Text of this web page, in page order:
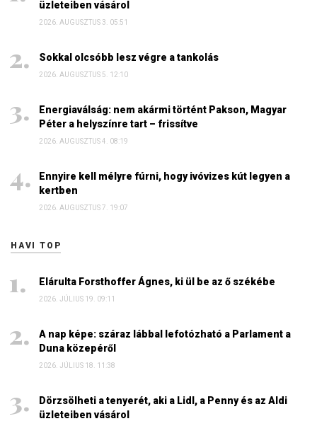
üzleteiben vásárol
2026. AUGUSZTUS 3. 05:51
Sokkal olcsóbb lesz végre a tankolás
2026. AUGUSZTUS 5. 12:10
Energiaválság: nem akármi történt Pakson, Magyar
Péter a helyszínre tart – frissítve
2026. AUGUSZTUS 4. 08:19
Ennyire kell mélyre fúrni, hogy ivóvizes kút legyen a
kertben
2026. AUGUSZTUS 7. 19:07
HAVI TOP
Elárulta Forsthoffer Ágnes, ki ül be az ő székébe
2026. JÚLIUS 19. 09:11
A nap képe: száraz lábbal lefotózható a Parlament a
Duna közepéről
2026. JÚLIUS 18. 11:38
Dörzsölheti a tenyerét, aki a Lidl, a Penny és az Aldi
üzleteiben vásárol